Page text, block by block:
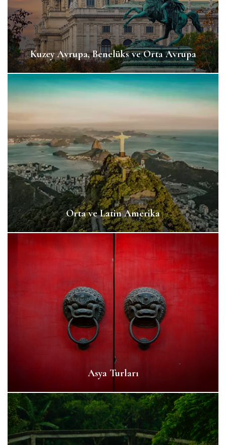
Kuzey Avrupa, Benelüks ve Orta Avrupa
Orta ve Latin Amerika
Asya Turları